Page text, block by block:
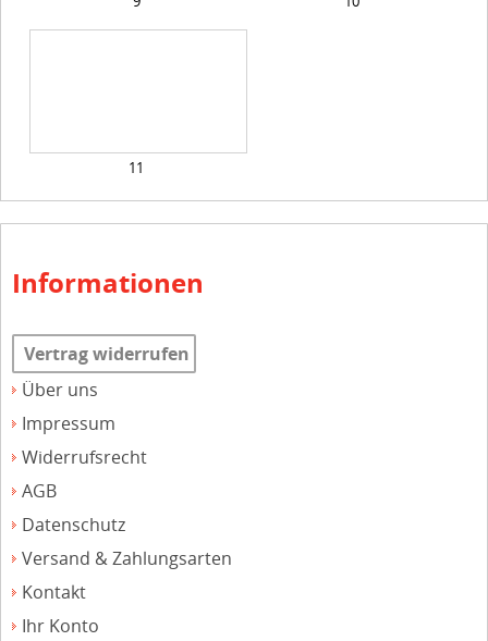
11
Informationen
Vertrag widerrufen
Über uns
Impressum
Widerrufsrecht
AGB
Datenschutz
Versand & Zahlungsarten
Kontakt
Ihr Konto